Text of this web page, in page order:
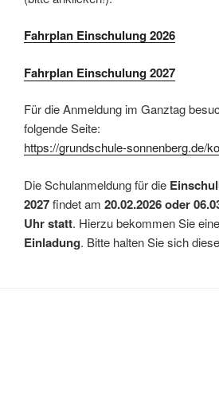
Fahrplan Einschulung 2026
Fahrplan Einschulung 2027
Für die Anmeldung im Ganztag
folgende Seite:
https://grundschule-sonnenberg.de/
Die Schulanmeldung für die
2027findet am 20.02.2026 oder
Uhr statt. Hierzu bekommen Sie eine
Einladung. Bitte halten Sie sich